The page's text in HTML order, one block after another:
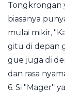
Tongkrongan
biasanya
mulai mikir,
gitu di depan
gue juga di
dan rasa
6. Si "Mager"